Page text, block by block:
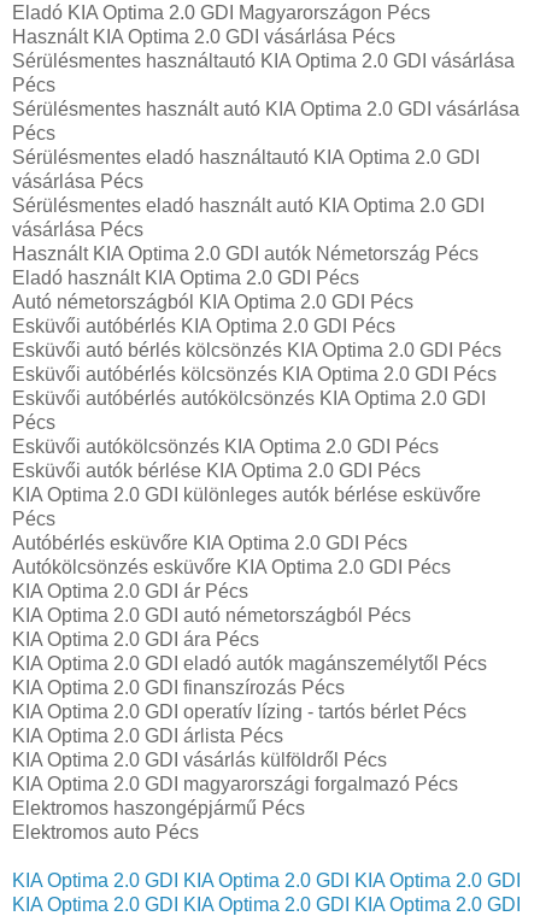
Eladó KIA Optima 2.0 GDI Magyarországon‎ Pécs
Használt KIA Optima 2.0 GDI vásárlása Pécs
Sérülésmentes használtautó KIA Optima 2.0 GDI vásárlása
Pécs
Sérülésmentes használt autó KIA Optima 2.0 GDI vásárlása
Pécs
Sérülésmentes eladó használtautó KIA Optima 2.0 GDI
vásárlása Pécs
Sérülésmentes eladó használt autó KIA Optima 2.0 GDI
vásárlása Pécs
Használt KIA Optima 2.0 GDI autók Németország Pécs
Eladó használt KIA Optima 2.0 GDI Pécs
Autó németországból KIA Optima 2.0 GDI Pécs
Esküvői autóbérlés KIA Optima 2.0 GDI Pécs
Esküvői autó bérlés kölcsönzés KIA Optima 2.0 GDI Pécs
Esküvői autóbérlés kölcsönzés KIA Optima 2.0 GDI Pécs
Esküvői autóbérlés autókölcsönzés KIA Optima 2.0 GDI
Pécs
Esküvői autókölcsönzés KIA Optima 2.0 GDI Pécs
Esküvői autók bérlése KIA Optima 2.0 GDI Pécs
KIA Optima 2.0 GDI különleges autók bérlése esküvőre
Pécs
Autóbérlés esküvőre KIA Optima 2.0 GDI Pécs
Autókölcsönzés esküvőre KIA Optima 2.0 GDI Pécs
KIA Optima 2.0 GDI ár Pécs
KIA Optima 2.0 GDI autó németországból Pécs
KIA Optima 2.0 GDI ára Pécs
KIA Optima 2.0 GDI eladó autók magánszemélytől Pécs
KIA Optima 2.0 GDI finanszírozás Pécs
KIA Optima 2.0 GDI operatív lízing - tartós bérlet Pécs
KIA Optima 2.0 GDI árlista Pécs
KIA Optima 2.0 GDI vásárlás külföldről Pécs
KIA Optima 2.0 GDI magyarországi forgalmazó Pécs
Elektromos haszongépjármű‎ Pécs
Elektromos auto‎ Pécs
KIA Optima 2.0 GDI KIA Optima 2.0 GDI
KIA Optima 2.0 GDI
KIA Optima 2.0 GDI
KIA Optima 2.0 GDI
KIA Optima 2.0 GDI